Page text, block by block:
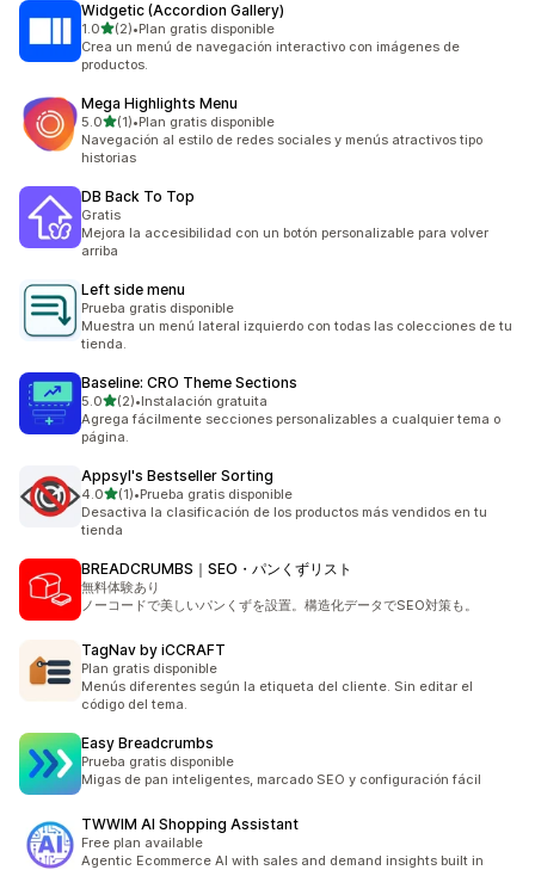
Widgetic (Accordion Gallery)
1.0de 5 estrellas
(2)
2 reseñas en total
•Plan gratis disponible
Crea un menú de navegación interactivo con imágenes de
productos.
Mega Highlights Menu
5.0de 5 estrellas
(1)
1 reseñas en total
•Plan gratis disponible
Navegación al estilo de redes sociales y menús atractivos tipo
historias
DB Back To Top
Gratis
Mejora la accesibilidad con un botón personalizable para volver
arriba
Left side menu
Prueba gratis disponible
Muestra un menú lateral izquierdo con todas las colecciones de tu
tienda.
Baseline: CRO Theme Sections
5.0de 5 estrellas
(2)
2 reseñas en total
•Instalación gratuita
Agrega fácilmente secciones personalizables a cualquier tema o
página.
Appsyl's Bestseller Sorting
4.0de 5 estrellas
(1)
1 reseñas en total
•Prueba gratis disponible
Desactiva la clasificación de los productos más vendidos en tu
tienda
BREADCRUMBS｜SEO・パンくずリスト
無料体験あり
ノーコードで美しいパンくずを設置。構造化データでSEO対策も。
TagNav by iCCRAFT
Plan gratis disponible
Menús diferentes según la etiqueta del cliente. Sin editar el
código del tema.
Easy Breadcrumbs
Prueba gratis disponible
Migas de pan inteligentes, marcado SEO y configuración fácil
TWWIM AI Shopping Assistant
Free plan available
Agentic Ecommerce AI with sales and demand insights built in